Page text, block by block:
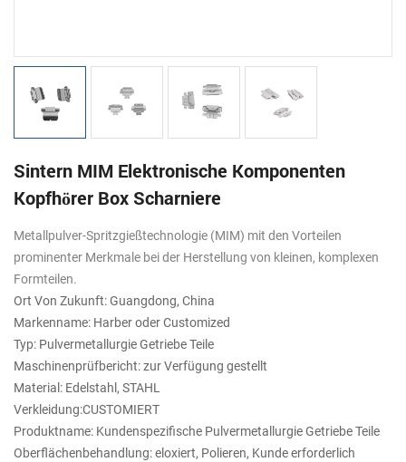
Sintern MIM Elektronische Komponenten
Kopfhörer Box Scharniere
Metallpulver-Spritzgießtechnologie (MIM) mit den Vorteilen
prominenter Merkmale bei der Herstellung von kleinen, komplexen
Formteilen.
Ort Von Zukunft: Guangdong, China
Markenname: Harber oder Customized
Typ: Pulvermetallurgie Getriebe Teile
Maschinenprüfbericht: zur Verfügung gestellt
Material: Edelstahl, STAHL
Verkleidung:CUSTOMIERT
Produktname: Kundenspezifische Pulvermetallurgie Getriebe Teile
Oberflächenbehandlung: eloxiert, Polieren, Kunde erforderlich